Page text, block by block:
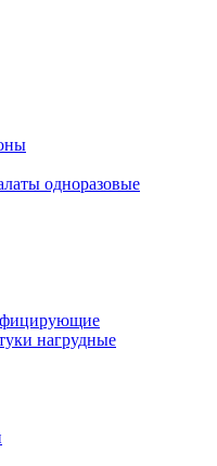
одноразовые
нагрудные